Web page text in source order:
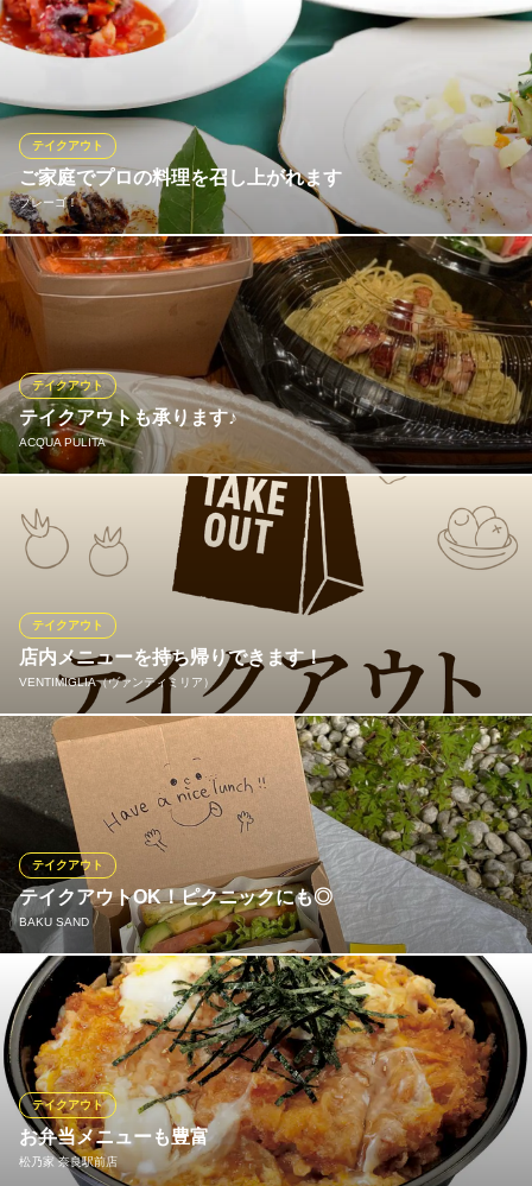
奈良の素材を知り尽くした腕利きの作り手が、一つ一つ丁寧に焼
き上げています。しっとりとした口どけで「大和抹茶」や「古都
華」の風味が際立つパウンドケーキや外はカリッと、中はもっち
りとした食感が楽しいカヌレ。カラフルなメレンゲや、風味豊か
なクッキーを詰め合わせた見た目も美しいギフトボックスをご用
意。
アロンビアン販売所 CAFE＆BAKE SHOP
テイクアウト専門店
近鉄奈良線近鉄奈良駅 徒歩5分
奈良県奈良市橋本町3-1 BONCHI1F
ご家庭でプロの料理を召し上がれます
プレーゴ！
テイクアウト
パスタ/ピッツァ/サラダ/一品料理など もちろんその他すべて
の料理がお持ち帰りいただけます お気軽にお電話ください《TE
L0742-41-3239まで》 ご連絡お待ちしております ※ご希望の
お時間をどうぞ【お受取り時間は＊＊昼12:00~PM2:３0 夜PM6:
00~PM９:00】
プレーゴ！
☆イタリア食堂☆
近鉄奈良線学園前駅北口 徒歩1分
奈良県奈良市学園北1-9-1 パラディ南館 4F
テイクアウトも承ります♪
ACQUA PULITA
テイクアウト
テイクアウトは18時から、ラストオーダー21時まで承ります♪イ
タリアンプレート 1,500円（税抜）、パスタ各種 1,000円（税
抜）、お子様プレート 500円（税抜）などその他もお気軽にご相
ACQUA PULITA
新感覚イタリアン
近鉄奈良線近鉄奈良駅 徒歩7分
奈良県奈良市寺町8-1
店内メニューを持ち帰りできます！
VENTIMIGLIA（ヴァンティミリア）
テイクアウト
パスタ、ピザ、リゾット、お肉料理など※麺は乾麺をお渡しします
ので、ご自宅でソースと混ぜてください 内容はメニューページよ
りお選びください。基本ALL1,000円 サイズアップ：＋200円、
リゾットは＋300円 お電話にて当日15時までにご予約ください。
受け渡し時間は、12時～18時となります。
VENTIMIGLIA（ヴァンティミリア）
イタリアン＆フレンチ
近鉄奈良線学園前駅 徒歩15分
奈良県奈良市学園大和町2-52 大和スーパーマンション1F
テイクアウトOK！ピクニックにも◎
BAKU SAND
テイクアウト
店内のメニューはテイクアウト可能です！奈良公園でのピクニッ
クなどにもおすすめ！
BAKU SAND
グリルサンドイッチ
近鉄奈良線近鉄奈良駅 徒歩2分
奈良県奈良市小西町2-1 2F
お弁当メニューも豊富
松乃家 奈良駅前店
テイクアウト